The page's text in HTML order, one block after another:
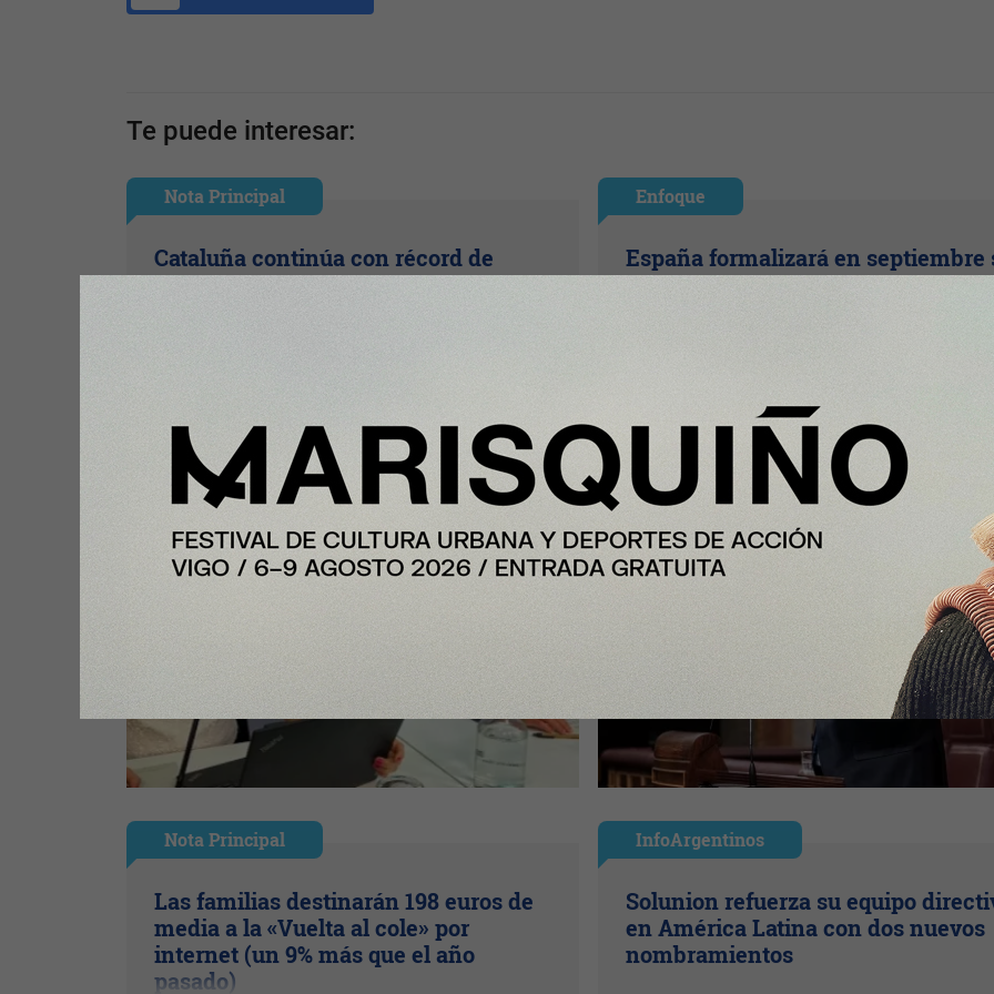
Te puede interesar:
Nota Principal
Cataluña continúa con récord de
empleo, por encima de los 4 millones
Enfoque
España formalizará en septiembre
candidatura para acoger una
Nota Principal
Las familias destinarán 198 euros de
media a la «Vuelta al cole» por
internet (un 9% más que el año
pasado)
InfoArgentinos
Solunion refuerza su equipo
en América Latina con dos nuevos
nombramientos